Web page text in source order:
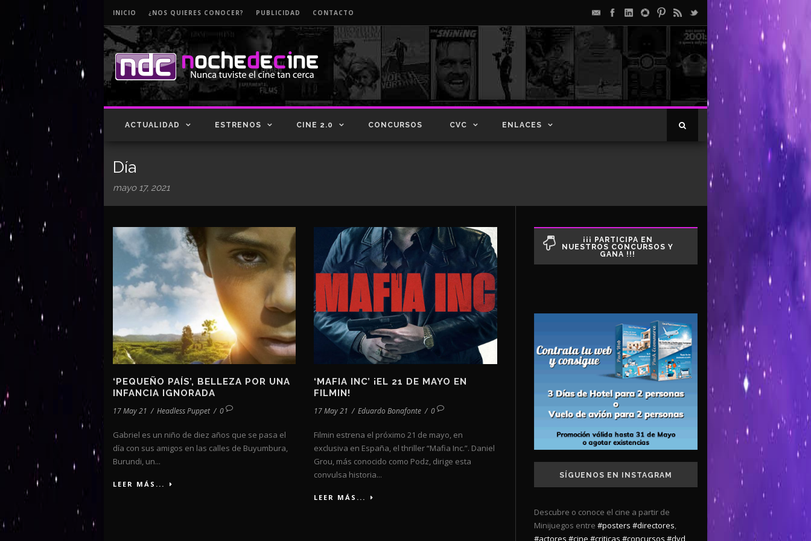
INICIO ¿NOS QUIERES CONOCER? PUBLICIDAD CONTACTO
ACTUALIDAD ESTRENOS CINE 2.0 CONCURSOS CVC ENLACES
Día
mayo 17, 2021
‘PEQUEÑO PAÍS’, BELLEZA POR UNA
INFANCIA IGNORADA
17 May 21 / Headless Puppet / 0
Gabriel es un niño de diez años que se pasa el
día con sus amigos en las calles de Buyumbura,
Burundi, un...
LEER MÁS...
‘MAFIA INC’ ¡EL 21 DE MAYO EN
FILMIN!
17 May 21 / Eduardo Bonafonte / 0
Filmin estrena el próximo 21 de mayo, en
exclusiva en España, el thriller “Mafia Inc.”. Daniel
Grou, más conocido como Podz, dirige esta
convulsa historia...
LEER MÁS...
¡¡¡ PARTICIPA EN
NUESTROS CONCURSOS Y
GANA !!!
SÍGUENOS EN INSTAGRAM
Descubre o conoce el cine a partir de
Minijuegos entre #posters #directores,
#actores #cine #criticas #concursos #dvd